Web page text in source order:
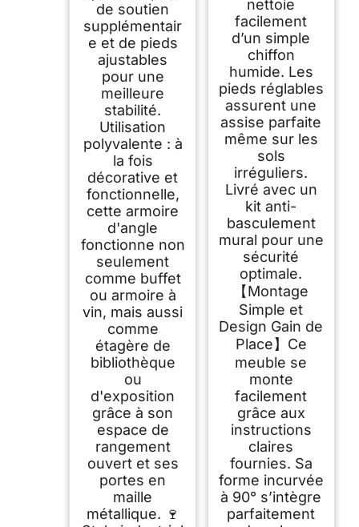
de soutien
supplémentair
e et de pieds
ajustables
pour une
meilleure
stabilité.
Utilisation
polyvalente : à
la fois
décorative et
fonctionnelle,
cette armoire
d'angle
fonctionne non
seulement
comme buffet
ou armoire à
vin, mais aussi
comme
étagère de
bibliothèque
ou
d'exposition
grâce à son
espace de
rangement
ouvert et ses
portes en
maille
métallique. 🍷
nettoie
facilement
d’un simple
chiffon
humide. Les
pieds réglables
assurent une
assise parfaite
même sur les
sols
irréguliers.
Livré avec un
kit anti-
basculement
mural pour une
sécurité
optimale.
【Montage
Simple et
Design Gain de
Place】Ce
meuble se
monte
facilement
grâce aux
instructions
claires
fournies. Sa
forme incurvée
à 90° s’intègre
parfaitement